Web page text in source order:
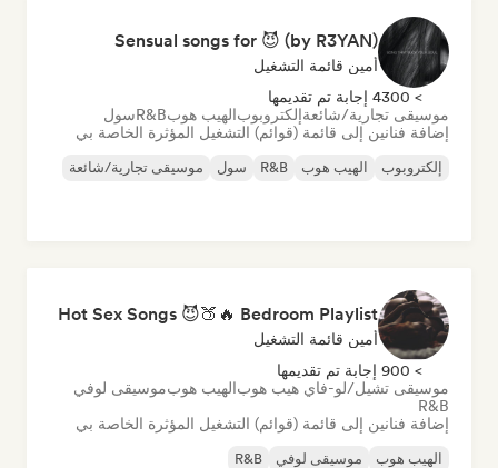
Sensual songs for 😈 (by R3YAN)
أمين قائمة التشغيل
> 4300 إجابة تم تقديمها
موسيقى تجارية/شائعةإلكتروبوبالهيب هوبR&Bسول
إضافة فنانين إلى قائمة (قوائم) التشغيل المؤثرة الخاصة بي
إلكتروبوب الهيب هوب R&B سول موسيقى تجارية/شائعة
Hot Sex Songs 😈🍑🔥 Bedroom Playlist
أمين قائمة التشغيل
> 900 إجابة تم تقديمها
موسيقى تشيل/لو-فاي هيب هوبالهيب هوبموسيقى لوفي
R&B
إضافة فنانين إلى قائمة (قوائم) التشغيل المؤثرة الخاصة بي
الهيب هوب موسيقى لوفي
R&B